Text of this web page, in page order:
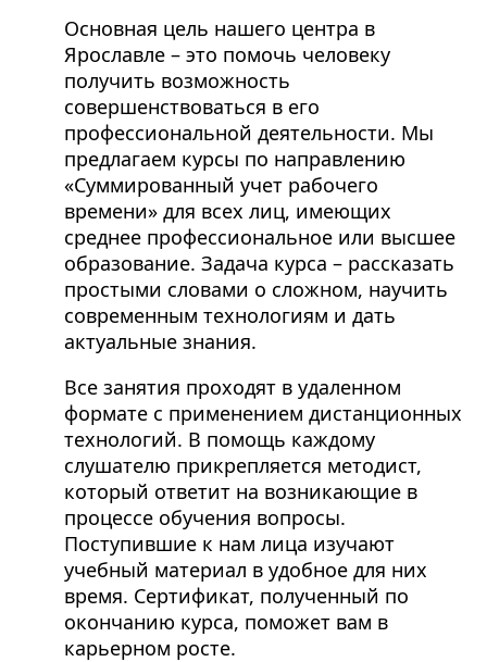
Основная цель нашего центра в
Ярославле – это помочь человеку
получить возможность
совершенствоваться в его
профессиональной деятельности. Мы
предлагаем курсы по направлению
«Суммированный учет рабочего
времени» для всех лиц, имеющих
среднее профессиональное или высшее
образование. Задача курса – рассказать
простыми словами о сложном, научить
современным технологиям и дать
актуальные знания.
Все занятия проходят в удаленном
формате с применением дистанционных
технологий. В помощь каждому
слушателю прикрепляется методист,
который ответит на возникающие в
процессе обучения вопросы.
Поступившие к нам лица изучают
учебный материал в удобное для них
время. Сертификат, полученный по
окончанию курса, поможет вам в
карьерном росте.